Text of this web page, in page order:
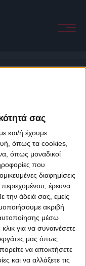
σας
και/ή έχουμε
όπως τα cookies,
όπως μοναδικοί
που
διαφημίσεις
έρευνα
την άδειά σας, εμείς
ακριβή
μέσω
για να συναινέσετε
μας όπως
να αποκτήσετε
και να αλλάξετε τις
Privacy Policy
&Fotis Alexandrou